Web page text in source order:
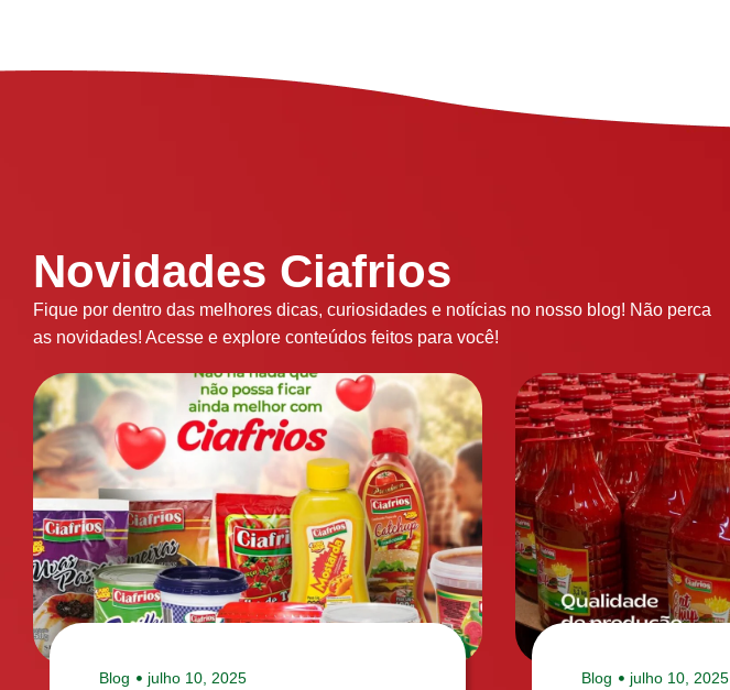
Novidades Ciafrios
Fique por dentro das melhores dicas, curiosidades e notícias no nosso blog! Não perca
as novidades! Acesse e explore conteúdos feitos para você!
Blog julho 10, 2025 Blog julho 10, 2025